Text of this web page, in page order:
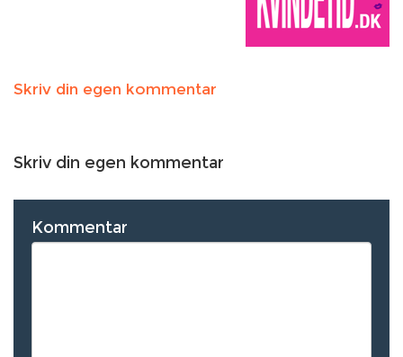
Skriv din egen kommentar
Skriv din egen kommentar
Kommentar